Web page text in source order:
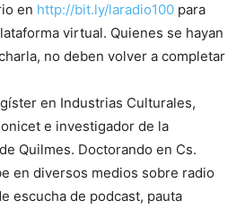
en http://bit.ly/laradio100 para
virtual. Quienes se hayan
no deben volver a completar
en Industrias Culturales,
e investigador de la
Quilmes. Doctorando en Cs.
en diversos medios sobre radio
escucha de podcast, pauta